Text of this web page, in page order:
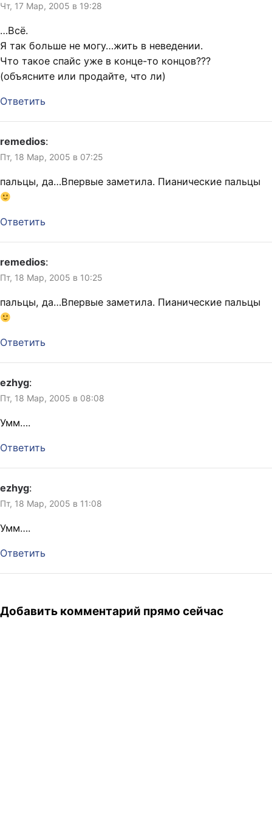
Чт, 17 Мар, 2005 в 19:28
…Всё.
Я так больше не могу…жить в неведении.
Что такое спайс уже в конце-то концов???
(объясните или продайте, что ли)
Ответить
remedios:
Пт, 18 Мар, 2005 в 07:25
пальцы, да…Впервые заметила. Пианические пальцы
Ответить
remedios:
Пт, 18 Мар, 2005 в 10:25
пальцы, да…Впервые заметила. Пианические пальцы
Ответить
ezhyg:
Пт, 18 Мар, 2005 в 08:08
Умм….
Ответить
ezhyg:
Пт, 18 Мар, 2005 в 11:08
Умм….
Ответить
Добавить комментарий прямо сейчас